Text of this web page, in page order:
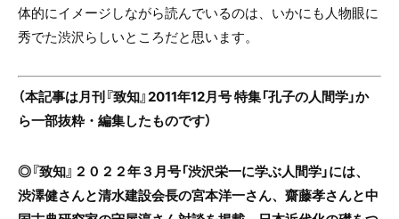
体的にイメージしながら読んでいるのは、いかにも人物眼に
秀でた渋沢らしいところだと思います。
（本記事は月刊『致知』2011年12月号 特集「孔子の人間学」か
ら一部抜粋・編集したものです）
◎『致知』２０２２年３月号「渋沢栄一に学ぶ人間学」には、
渋澤健さんと清水建設会長の宮本洋一さん、 齋藤孝さんと中